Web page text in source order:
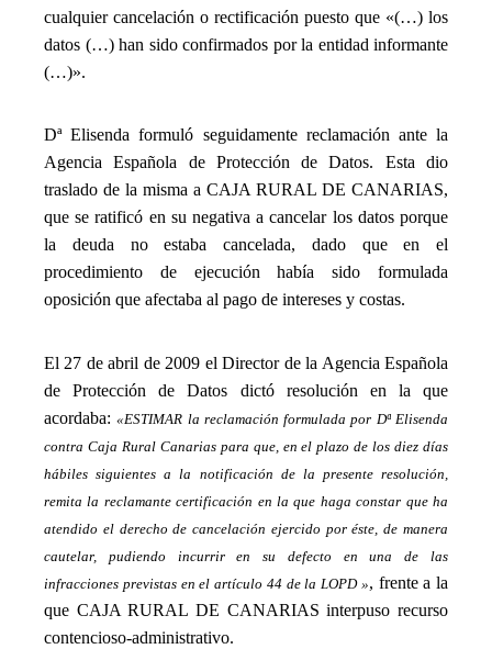
cualquier cancelación o rectificación puesto que «(…) los
datos (…) han sido confirmados por la entidad informante
(…)».
Dª Elisenda formuló seguidamente reclamación ante la
Agencia Española de Protección de Datos. Esta dio
traslado de la misma a CAJA RURAL DE CANARIAS,
que se ratificó en su negativa a cancelar los datos porque
la deuda no estaba cancelada, dado que en el
procedimiento de ejecución había sido formulada
oposición que afectaba al pago de intereses y costas.
El 27 de abril de 2009 el Director de la Agencia Española
de Protección de Datos dictó resolución en la que
acordaba:«ESTIMAR la reclamación formulada por Dª Elisenda
contra Caja Rural Canarias para que, en el plazo de los diez días
hábiles siguientes a la notificación de la presente resolución,
remita la reclamante certificación en la que haga constar que ha
atendido el derecho de cancelación ejercido por éste, de manera
cautelar, pudiendo incurrir en su defecto en una de las
infracciones previstas en el artículo 44 de la LOPD », frente a la
que CAJA RURAL DE CANARIAS interpuso recurso
contencioso-administrativo.